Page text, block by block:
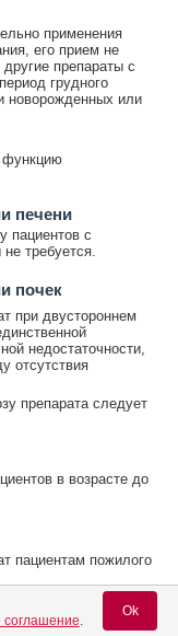
применения
его прием не
препараты с
грудного
новорожденных или
функцию
печени
пациентов с
требуется.
почек
при двустороннем
недостаточности,
отсутствия
препарата следует
в возрасте до
пациентам пожилого
соглашение.
Ok